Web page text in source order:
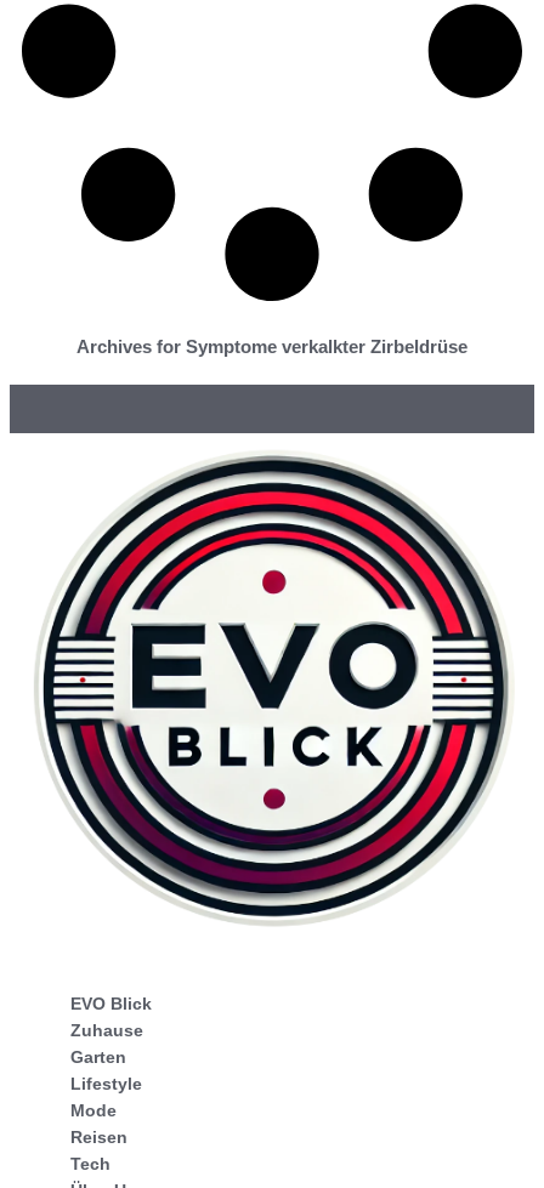
Archives for Symptome verkalkter Zirbeldrüse
EVO Blick
Zuhause
Garten
Lifestyle
Mode
Reisen
Tech